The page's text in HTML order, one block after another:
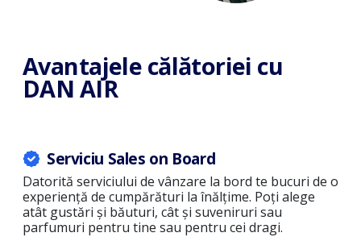
Avantajele călătoriei cu
DAN AIR
Serviciu Sales on Board
Datorită serviciului de vânzare la bord te bucuri de o
experiență de cumpărături la înălțime. Poți alege
atât gustări și băuturi, cât și suveniruri sau
parfumuri pentru tine sau pentru cei dragi.